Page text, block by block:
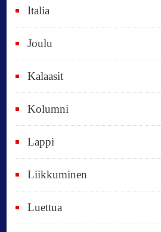
,
i
k
i
p
ä
Italia
Joulu
Kalaasit
Kolumni
Lappi
Liikkuminen
Luettua